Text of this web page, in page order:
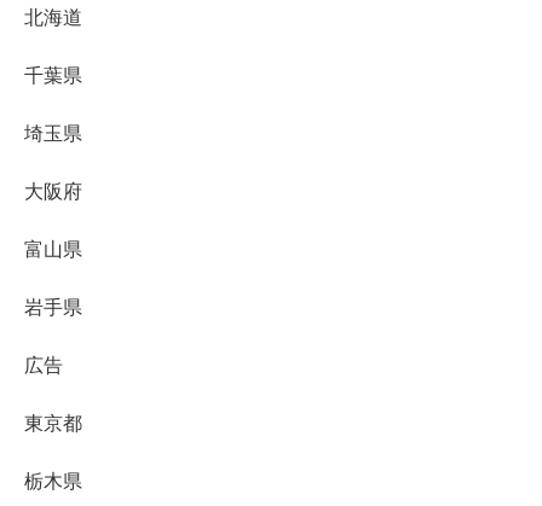
北海道
千葉県
埼玉県
大阪府
富山県
岩手県
広告
東京都
栃木県